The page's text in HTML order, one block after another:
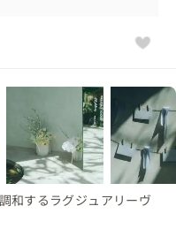
和するラグジュアリーヴ